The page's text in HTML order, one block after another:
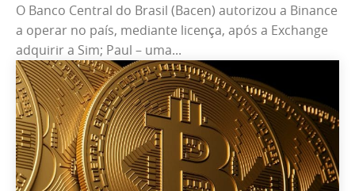
O Banco Central do Brasil (Bacen) autorizou a Binance
a operar no país, mediante licença, após a Exchange
adquirir a Sim; Paul – uma...